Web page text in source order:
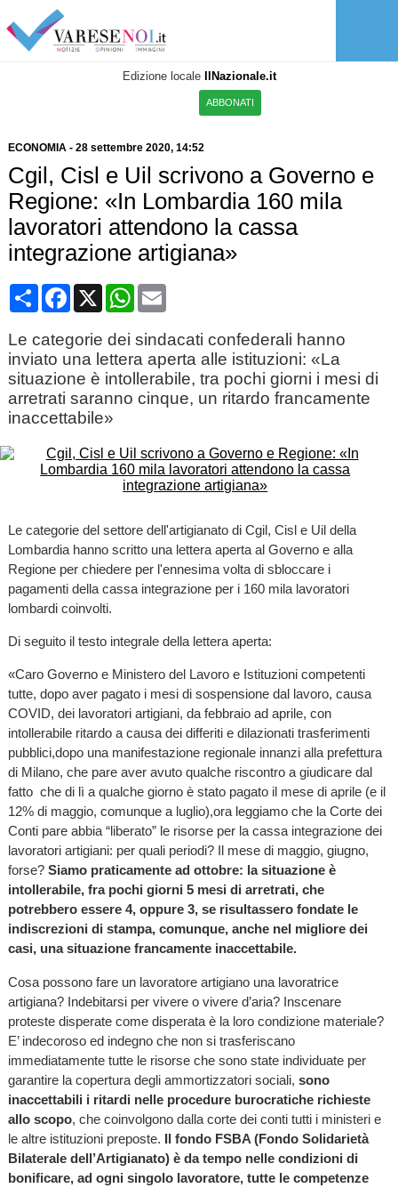
Edizione locale IlNazionale.it
ABBONATI
ECONOMIA- 28 settembre 2020, 14:52
Cgil, Cisl e Uil scrivono a Governo e
Regione: «In Lombardia 160 mila
lavoratori attendono la cassa
integrazione artigiana»
CondividiFacebook
X WhatsApp
Email
Le categorie dei sindacati confederali hanno
inviato una lettera aperta alle istituzioni: «La
situazione è intollerabile, tra pochi giorni i mesi di
arretrati saranno cinque, un ritardo francamente
inaccettabile»
Le categorie del settore dell'artigianato di Cgil, Cisl e Uil della
Lombardia hanno scritto una lettera aperta al Governo e alla
Regione per chiedere per l'ennesima volta di sbloccare i
pagamenti della cassa integrazione per i 160 mila lavoratori
lombardi coinvolti.
Di seguito il testo integrale della lettera aperta:
«Caro Governo e Ministero del Lavoro e Istituzioni competenti
tutte, dopo aver pagato i mesi di sospensione dal lavoro, causa
COVID, dei lavoratori artigiani, da febbraio ad aprile, con
intollerabile ritardo a causa dei differiti e dilazionati trasferimenti
pubblici,dopo una manifestazione regionale innanzi alla prefettura
di Milano, che pare aver avuto qualche riscontro a giudicare dal
fatto che di lì a qualche giorno è stato pagato il mese di aprile (e il
12% di maggio, comunque a luglio),ora leggiamo che la Corte dei
Conti pare abbia “liberato” le risorse per la cassa integrazione dei
lavoratori artigiani: per quali periodi? Il mese di maggio, giugno,
forse? Siamo praticamente ad ottobre: la situazione è
intollerabile, fra pochi giorni 5 mesi di arretrati, che
potrebbero essere 4, oppure 3, se risultassero fondate le
indiscrezioni di stampa, comunque, anche nel migliore dei
casi, una situazione francamente inaccettabile.
Cosa possono fare un lavoratore artigiano una lavoratrice
artigiana? Indebitarsi per vivere o vivere d’aria? Inscenare
proteste disperate come disperata è la loro condizione materiale?
E’ indecoroso ed indegno che non si trasferiscano
immediatamente tutte le risorse che sono state individuate per
garantire la copertura degli ammortizzatori sociali, sono
inaccettabili i ritardi nelle procedure burocratiche richieste
allo scopo, che coinvolgono dalla corte dei conti tutti i ministeri e
le altre istituzioni preposte. Il fondo FSBA (Fondo Solidarietà
Bilaterale dell’Artigianato) è da tempo nelle condizioni di
bonificare, ad ogni singolo lavoratore, tutte le competenze